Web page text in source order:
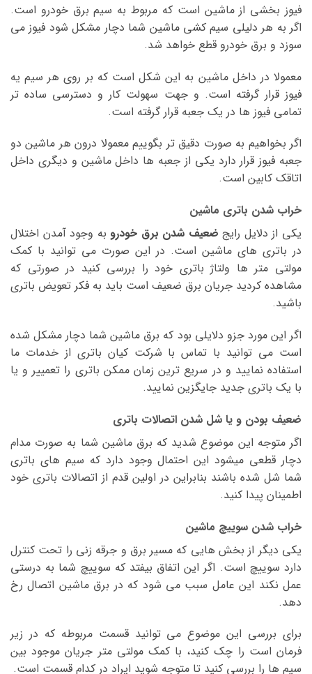
فیوز بخشی از ماشین است که مربوط به سیم برق خودرو است.
اگر به هر دلیلی سیم کشی ماشین شما دچار مشکل شود فیوز می
سوزد و برق خودرو قطع خواهد شد.
معمولا در داخل ماشین به این شکل است که بر روی هر سیم یه
فیوز قرار گرفته است. و جهت سهولت کار و دسترسی ساده تر
تمامی فیوز ها در یک جعبه قرار گرفته است.
اگر بخواهیم به صورت دقیق تر بگوییم معمولا درون هر ماشین دو
جعبه فیوز قرار دارد یکی از جعبه ها داخل ماشین و دیگری داخل
اتاقک کابین است.
خراب شدن باتری ماشین
یکی از دلایل رایج ضعیف شدن برق خودروبه وجود آمدن اختلال
در باتری های ماشین است. در این صورت می توانید با کمک
مولتی متر ها ولتاژ باتری خود را بررسی کنید در صورتی که
مشاهده کردید جریان برق ضعیف است باید به فکر تعویض باتری
باشید.
اگر این مورد جزو دلایلی بود که برق ماشین شما دچار مشکل شده
است می توانید با تماس با شرکت کیان باتری از خدمات ما
استفاده نمایید و در سریع ترین زمان ممکن باتری را تعمییر و یا
با یک باتری جدید جایگزین نمایید.
ضعیف بودن و یا شل شدن اتصالات باتری
اگر متوجه این موضوع شدید که برق ماشین شما به صورت مدام
دچار قطعی میشود این احتمال وجود دارد که سیم های باتری
شما شل شده باشند بنابراین در اولین قدم از اتصالات باتری خود
اطمینان پیدا کنید.
خراب شدن سوییچ ماشین
یکی دیگر از بخش هایی که مسیر برق و جرقه زنی را تحت کنترل
دارد سوییچ است. اگر این اتفاق بیفتد که سوییچ شما به درستی
عمل نکند این عامل سبب می شود که در برق ماشین اتصال رخ
دهد.
برای بررسی این موضوع می توانید قسمت مربوطه که در زیر
فرمان است را چک کنید، با کمک مولتی متر جریان موجود بین
سیم ها را بررسی کنید تا متوجه شوید ایراد در کدام قسمت است.